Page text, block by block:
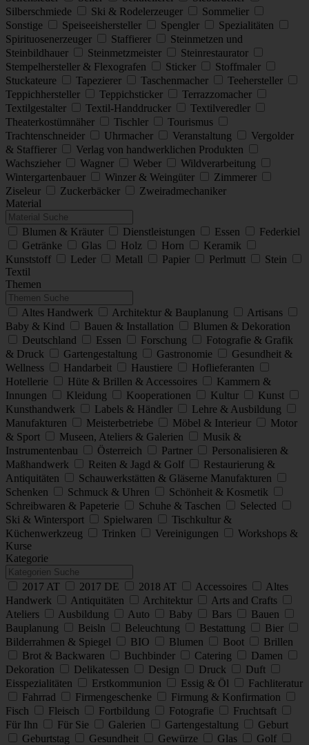
Silberschmiede
Ski & Rodelerzeuger
Sommelier
Sonstige
Speiseeishersteller Spengler
Spezialitäten
Spirituosenerzeuger
Staffierer
Steinmetzen und
Steinbildhauer
Steinmetzmeister
Steinrestaurator
Stempelhersteller & Flexografen
Sticker
Stoffmaler
Stuckateure
Tapezierer Taschenmacher
Teehersteller
Teppichhersteller
Teppichsticker
Terrazzomacher
Textilgestalter
Textil-Handdrucker
Textilveredler
Theaterkostümnäher
Tischler
Tourismus
Trachtenschneider
Uhrmacher Veranstaltung
Vergolder
& Staffierer
Verlag von handwerklichen Produkten
Wachszieher
Wagner Weber
Wildverarbeitung
Wintergartenbauer
Winzer & Weingüter
Zimmerer
Ziseleur
Zuckerbäcker
Zweiradmechaniker
Material
Blumen & Kräuter Dienstleistungen Essen
Federkiel
Getränke
Glas Holz Horn
Keramik
Kunststoff
Leder Metall Papier Perlmutt
Stein
Textil
Themen
Altes Handwerk Architektur & Bauplanung
Artisans
Baby & Kind
Bauen & Installation
Blumen & Dekoration
Deutschland
Essen Forschung
Fotografie & Grafik
& Druck
Gartengestaltung Gastronomie
Gesundheit &
Wellness
Handarbeit Haustiere
Hoflieferanten
Hotellerie
Hüte & Brillen & Accessoires
Kammern &
Innungen
Kleidung Kooperationen Kultur
Kunst
Kunsthandwerk
Labels & Händler
Lehre & Ausbildung
Manufakturen
Meisterbetriebe Möbel & Interieur
Motor
& Sport
Museen, Ateliers & Galerien
Musik &
Instrumentenbau
Österreich Partner
Personalisieren &
Maßhandwerk
Reiten & Jagd & Golf
Restaurierung &
Antiquitäten
Schauwerkstätten & Gläserne Manufakturen
Schenken
Schmuck & Uhren
Schönheit & Kosmetik
Schreibwaren & Papeterie
Schuhe & Taschen
Selected
Ski & Wintersport
Spielwaren
Tischkultur &
Küchenwerkzeug
Trinken Vereinigungen
Workshops &
Kurse
Kategorie
2017 AT 2017 DE 2018 AT Accessoires
Altes
Handwerk
Antiquitäten Architektur
Arts and Crafts
Ateliers
Ausbildung Auto Baby Bars
Bauen
Bauplanung
Beisln Beleuchtung Bestattung
Bier
Bilderrahmen & Spiegel
BIO Blumen Boot
Brillen
Brot & Backwaren
Buchbinder Catering
Damen
Dekoration
Delikatessen Design Druck
Duft
Eisspezialitäten
Erstkommunion Essig & Öl
Fachliteratur
Fahrrad
Firmengeschenke
Firmung & Konfirmation
Fisch
Fleisch Fortbildung Fotografie
Fruchtsaft
Für Ihn
Für Sie Galerien Gartengestaltung
Geburt
Geburtstag
Gesundheit Gewürze Glas
Golf